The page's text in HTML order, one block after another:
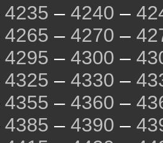
4235 – 4240 –
4265 – 4270 –
4295 – 4300 –
4325 – 4330 –
4355 – 4360 –
4385 – 4390 –